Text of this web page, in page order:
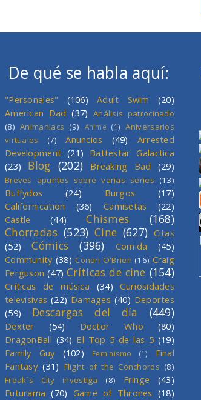
De qué se habla aquí:
"Personales" (106) Adult Swim
(20)
American Dad (37) Análisis patrocinado
(8) Animaniacs (9) Anime (1) Aniversarios
virtuales
(7) Anuncios (49)
Arrested
Development (21) Battestar Galactica
(23)
Blog (202) Breaking Bad (29)
Breves apuntes sobre varias series (13)
Buffydos (24) Burgos
(17)
Californication
(36) Camisetas
(22)
Castle
(44) Chismes
(168)
Chorradas (523) Cine (627) Citas
(52)
Cómics (396) Comida
(45)
Community (38) Conan O'Brien (16) Craig
Ferguson (47) Críticas de cine (154)
Críticas de música (34)
Curiosidades
televisivas (22) Damages (40) Deportes
(59)
Descargas del día (449)
Dexter (54) Doctor Who
(80)
DragonBall (34) El Top 5 de las 5 (19)
Family Guy
(102) Feminismo (1)
Final
Fantasy (31) Flight of the Conchords (8)
Freak´s City investiga
(8) Fringe
(43)
Futurama (70) Game of Thrones (18)